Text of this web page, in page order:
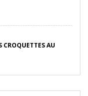
CROQUETTES AU